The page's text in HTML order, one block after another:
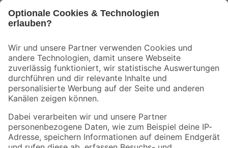
Der toom Newsletter: Keine Angebote und Aktionen mehr verpassen!
Zur Newsletter Anmeldung
Folge uns
Zahlungsarten Versandarten